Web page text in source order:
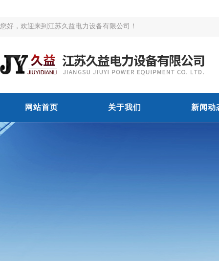
您好，欢迎来到江苏久益电力设备有限公司！
网站首页 关于我们 新闻动